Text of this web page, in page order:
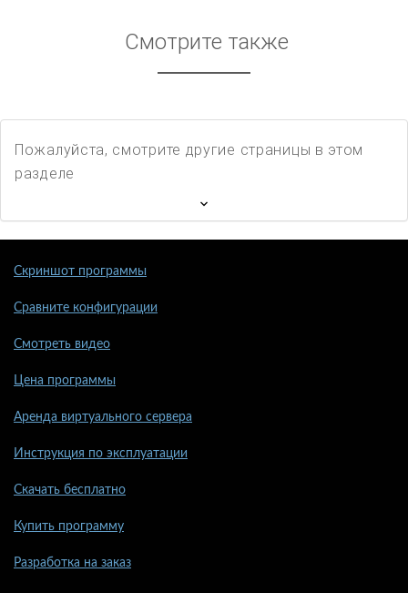
Смотрите также
Пожалуйста, смотрите другие страницы в этом
разделе
Скриншот программы
Сравните конфигурации
Смотреть видео
Цена программы
Аренда виртуального сервера
Инструкция по эксплуатации
Скачать бесплатно
Купить программу
Разработка на заказ